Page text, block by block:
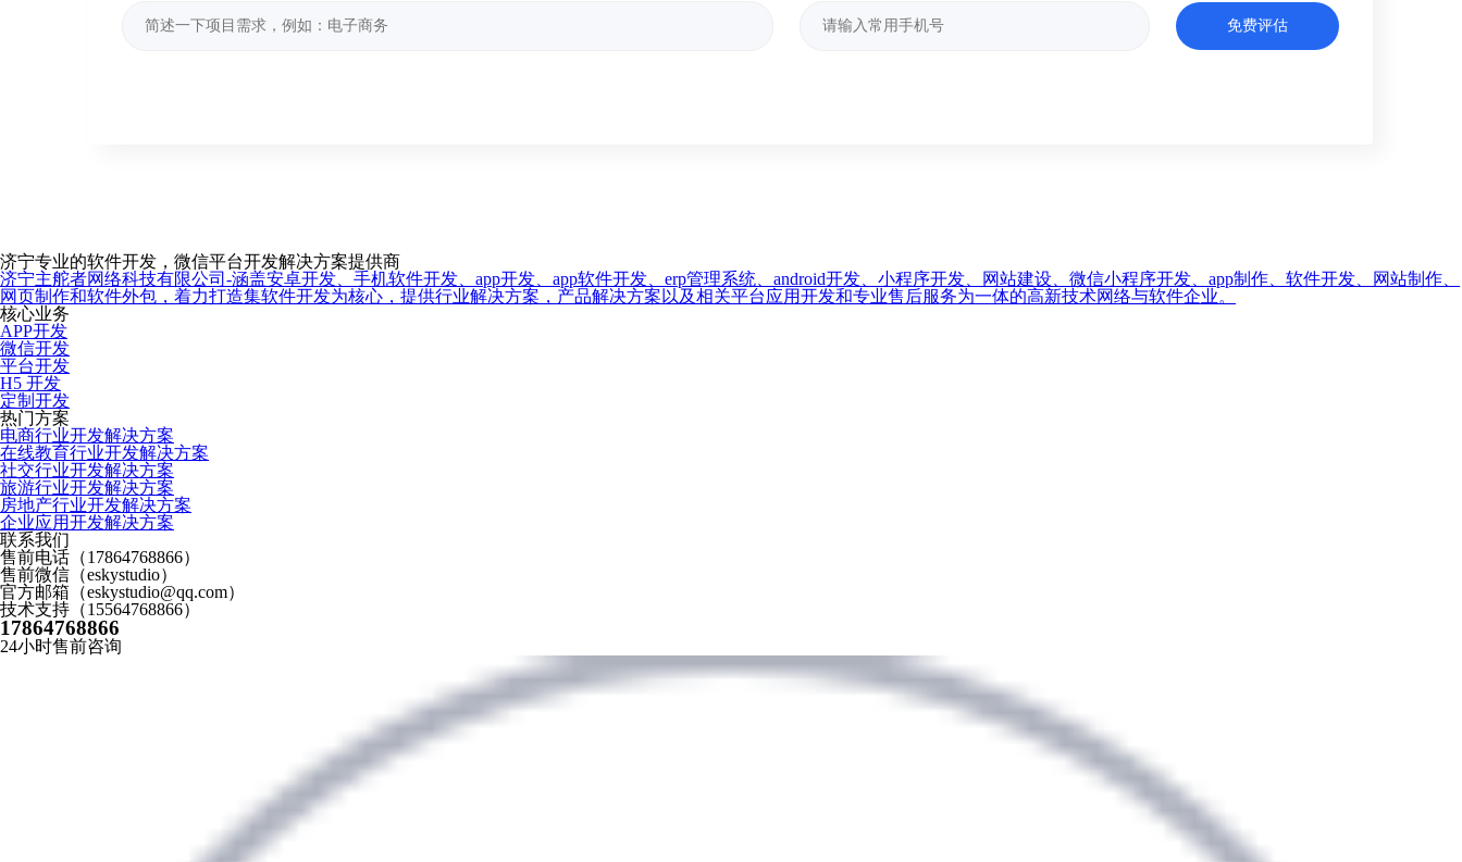
免费评估
济宁专业的软件开发，微信平台开发解决方案提供商
济宁主舵者网络科技有限公司-涵盖安卓开发、手机软件开发、app开发、app软件开发、erp管理系统、android开发、小程序开发、网站建设、微信小程序开发、app制作、软件开发、网站制作、
网页制作和软件外包，着力打造集软件开发为核心，提供行业解决方案，产品解决方案以及相关平台应用开发和专业售后服务为一体的高新技术网络与软件企业。
核心业务
APP开发
微信开发
平台开发
H5 开发
定制开发
热门方案
电商行业开发解决方案
在线教育行业开发解决方案
社交行业开发解决方案
旅游行业开发解决方案
房地产行业开发解决方案
企业应用开发解决方案
联系我们
售前电话（17864768866）
售前微信（eskystudio）
官方邮箱（eskystudio@qq.com）
技术支持（15564768866）
17864768866
24小时售前咨询